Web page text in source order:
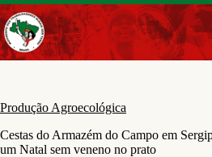
Pular
para
o
conteúdo
Produção Agroecológica
Cestas do Armazém do Campo em
um Natal sem veneno no prato